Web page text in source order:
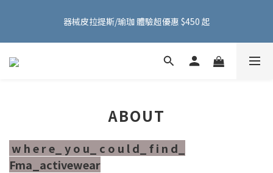
～
器械皮拉提斯/瑜珈 體驗超優惠 $450 起
FMA ACTIVE 服飾首購 599 元免運費！加入會員贈 100 元購物金
ABOUT
w h e r e_ y o u_ c o u l d_ f i n d_
Fma_activewear